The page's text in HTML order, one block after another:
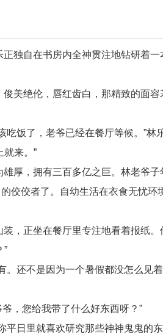
独自在书房内全神贯注地钻研着
美绝伦，唇红齿白，那精致的面容
饭了，老爷已经在餐厅等候。”林
就来。”
厚，拥有三百多亿之巨。林老爷
佼佼者了。自幼生活在衣食无忧环
，正坐在餐厅里专注地看着报纸
”
。还不是因为一个暑假都没怎么见
，您给我带了什么好东西呀？”
平日里就喜欢研究那些神神鬼鬼的